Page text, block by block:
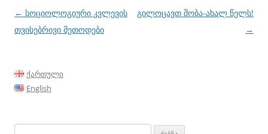
პოსტის
ნავიგაცია
← სოციოლოგიური კვლევის
თვისებრივი მეთოდები
გილოცავთ შობა-ახალ წელს!
→
ქართული
English